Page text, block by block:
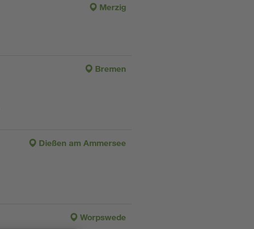
Merzig
Bremen
Dießen am Ammersee
Worpswede